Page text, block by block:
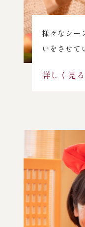
様々なシー
いをさせて
詳しく見る